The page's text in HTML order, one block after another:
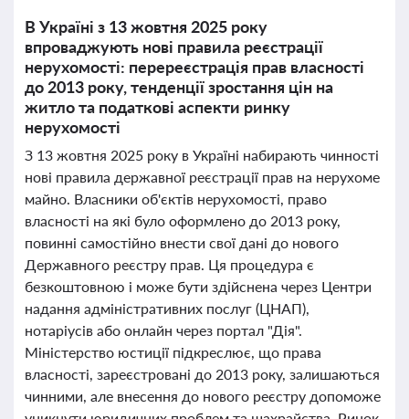
В Україні з 13 жовтня 2025 року
впроваджують нові правила реєстрації
нерухомості: перереєстрація прав власності
до 2013 року, тенденції зростання цін на
житло та податкові аспекти ринку
нерухомості
З 13 жовтня 2025 року в Україні набирають чинності
нові правила державної реєстрації прав на нерухоме
майно. Власники об'єктів нерухомості, право
власності на які було оформлено до 2013 року,
повинні самостійно внести свої дані до нового
Державного реєстру прав. Ця процедура є
безкоштовною і може бути здійснена через Центри
надання адміністративних послуг (ЦНАП),
нотаріусів або онлайн через портал "Дія".
Міністерство юстиції підкреслює, що права
власності, зареєстровані до 2013 року, залишаються
чинними, але внесення до нового реєстру допоможе